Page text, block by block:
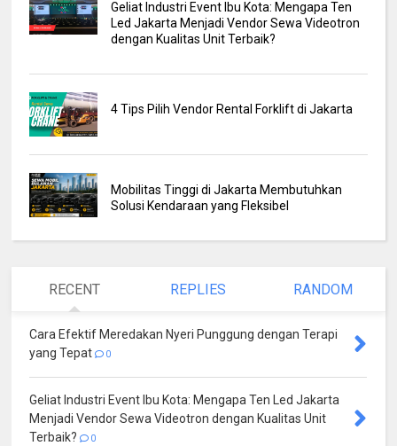
Geliat Industri Event Ibu Kota: Mengapa Ten
Led Jakarta Menjadi Vendor Sewa Videotron
dengan Kualitas Unit Terbaik?
4 Tips Pilih Vendor Rental Forklift di Jakarta
Mobilitas Tinggi di Jakarta Membutuhkan
Solusi Kendaraan yang Fleksibel
RECENT REPLIES RANDOM
Cara Efektif Meredakan Nyeri Punggung dengan Terapi
yang Tepat
0
Geliat Industri Event Ibu Kota: Mengapa Ten Led Jakarta
Menjadi Vendor Sewa Videotron dengan Kualitas Unit
Terbaik?
0